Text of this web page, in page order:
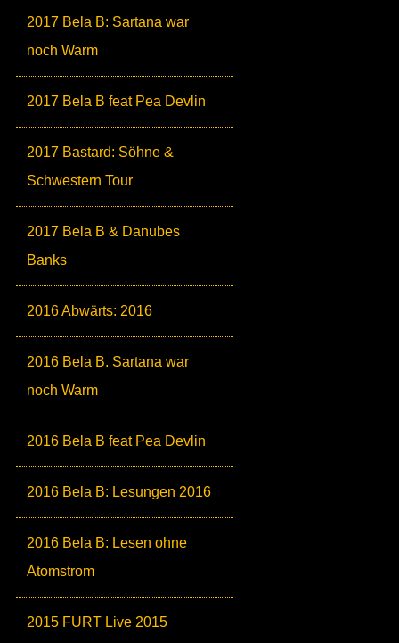
2017 Bela B: Sartana war
noch Warm
2017 Bela B feat Pea Devlin
2017 Bastard: Söhne &
Schwestern Tour
2017 Bela B & Danubes
Banks
2016 Abwärts: 2016
2016 Bela B. Sartana war
noch Warm
2016 Bela B feat Pea Devlin
2016 Bela B: Lesungen 2016
2016 Bela B: Lesen ohne
Atomstrom
2015 FURT Live 2015